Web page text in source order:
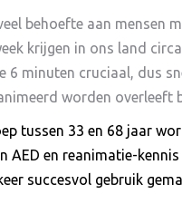
behoefte aan mensen
krijgen in ons land
6 minuten cruciaal, dus
worden overleeft
tussen 33 en 68 jaar
AED en reanimatie-
succesvol gebruik